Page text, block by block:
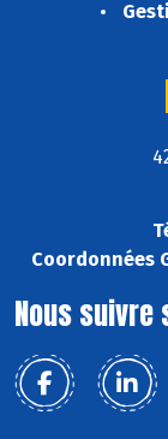
Coordonnées
Nous suivre